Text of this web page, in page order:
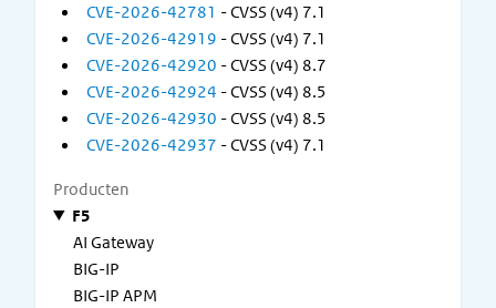
CVE-2026-42781 - CVSS (v4) 7.1
CVE-2026-42919 - CVSS (v4) 7.1
CVE-2026-42920 - CVSS (v4) 8.7
CVE-2026-42924 - CVSS (v4) 8.5
CVE-2026-42930 - CVSS (v4) 8.5
CVE-2026-42937 - CVSS (v4) 7.1
Producten
F5
AI Gateway
BIG-IP
BIG-IP APM